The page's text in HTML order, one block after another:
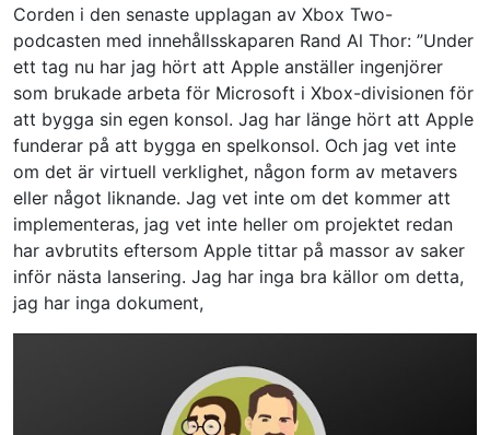
Corden i den senaste upplagan av Xbox Two-
podcasten med innehållsskaparen Rand Al Thor: ”Under
ett tag nu har jag hört att Apple anställer ingenjörer
som brukade arbeta för Microsoft i Xbox-divisionen för
att bygga sin egen konsol. Jag har länge hört att Apple
funderar på att bygga en spelkonsol. Och jag vet inte
om det är virtuell verklighet, någon form av metavers
eller något liknande. Jag vet inte om det kommer att
implementeras, jag vet inte heller om projektet redan
har avbrutits eftersom Apple tittar på massor av saker
inför nästa lansering. Jag har inga bra källor om detta,
jag har inga dokument,